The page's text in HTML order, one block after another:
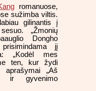
romanuose,
sužimba viltis.
gilinantis į
„Žmonių
Dongho
jį
„Kodėl mes
ten, kur žydi
aprašymai „Aš
ir gyvenimo